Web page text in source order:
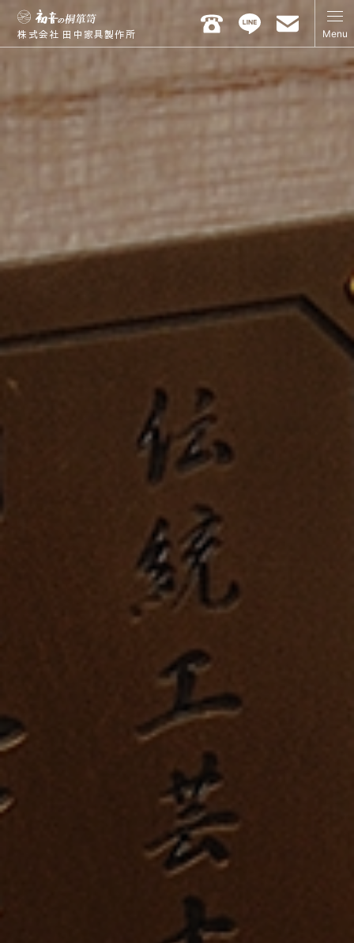
株式会社 田中家具製作所 Menu